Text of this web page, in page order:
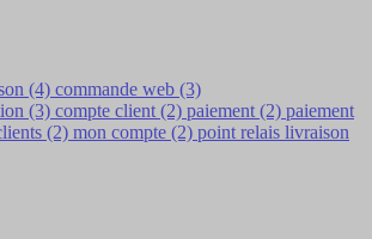
(4) commande web (3)
(3) compte client (2) paiement (2) paiement
(2) mon compte (2) point relais livraison